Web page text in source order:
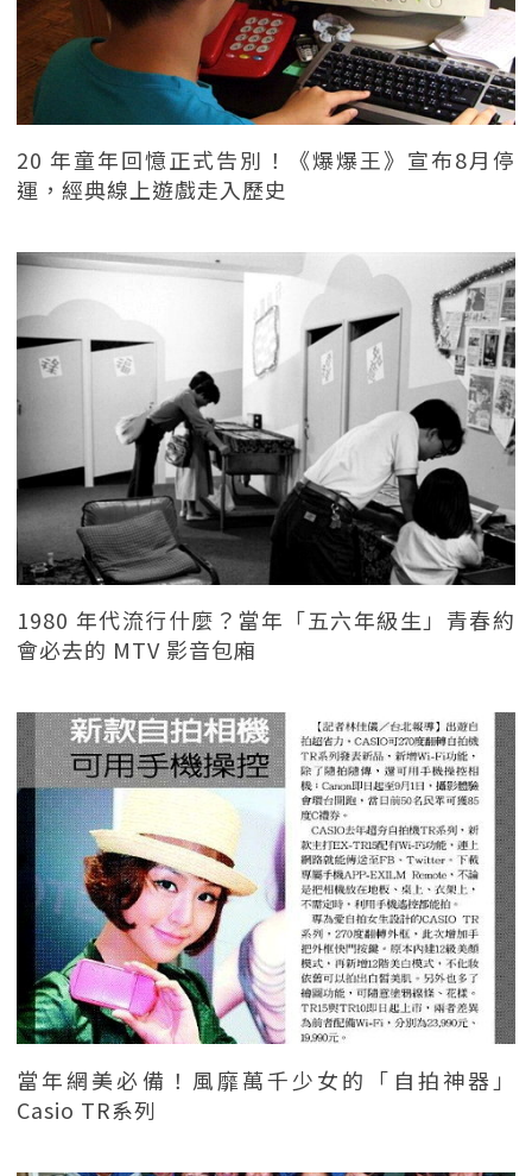
20 年童年回憶正式告別！《爆爆王》宣布8月停
運，經典線上遊戲走入歷史
1980 年代流行什麼？當年「五六年級生」青春約
會必去的 MTV 影音包廂
當年網美必備！風靡萬千少女的「自拍神器」
Casio TR系列